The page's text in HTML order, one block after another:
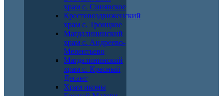
храм с. Синявское
Крестовоздвиженский
храм с. Троицкое
Магдалининский
храм с. Андреево-
Мелентьево
Магдалининский
храм с. Красный
Десант
Храм иконы